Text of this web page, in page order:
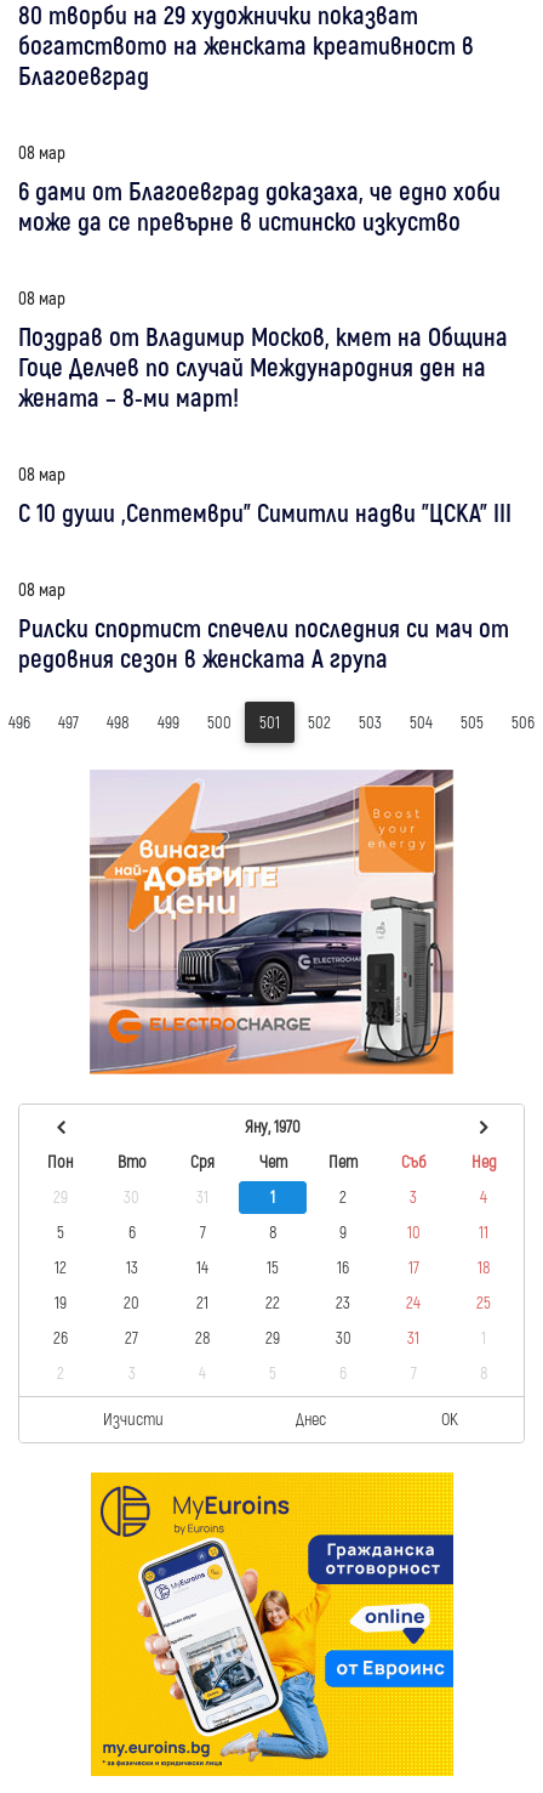
80 творби на 29 художнички показват
богатството на женската креативност в
Благоевград
08 мар
6 дами от Благоевград доказаха, че едно хоби
може да се превърне в истинско изкуство
08 мар
Поздрав от Владимир Москов, кмет на Община
Гоце Делчев по случай Международния ден на
жената – 8-ми март!
08 мар
С 10 души „Септември” Симитли надви "ЦСКА" III
08 мар
Рилски спортист спечели последния си мач от
редовния сезон в женската А група
496 497 498 499 500 501 502 503 504 505 506
Яну, 1970
Пон
Вто Сря Чет Пет Съб
Нед
29
30 31 1 2 3
4
5
6 7 8 9 10
11
12
13 14 15 16 17
18
19
20 21 22 23 24
25
26
27 28 29 30 31
1
2
3 4 5 6 7 8
Изчисти Днес OK